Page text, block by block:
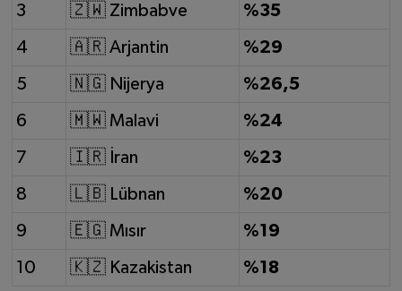
3 🇿🇼 Zimbabve %35
4 🇦🇷 Arjantin %29
5 🇳🇬 Nijerya %26,5
6 🇲🇼 Malavi %24
7 🇮🇷 İran %23
8 🇱🇧 Lübnan %20
9 🇪🇬 Mısır %19
10 🇰🇿 Kazakistan %18